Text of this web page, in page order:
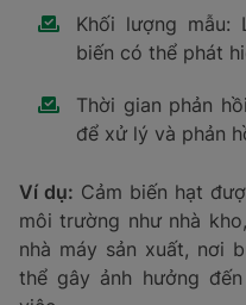
Cảm biến quang điện là
sắc, độ sạch và vị trí
tia sáng bị cản, cảm
điều khiển để xử lý.
Thông số kỹ thuật cần
Loại ánh sáng
Phạm vi và độ